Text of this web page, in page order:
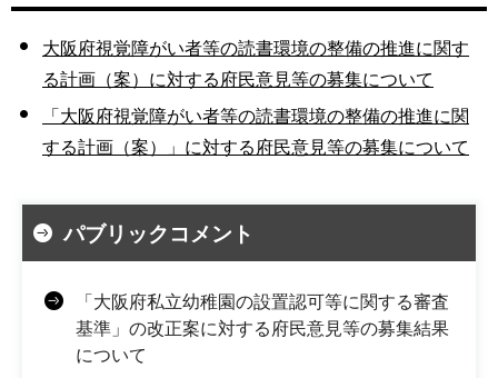
大阪府視覚障がい者等の読書環境の整備の推進に関す
る計画（案）に対する府民意見等の募集について
「大阪府視覚障がい者等の読書環境の整備の推進に関
する計画（案）」に対する府民意見等の募集について
パブリックコメント
「大阪府私立幼稚園の設置認可等に関する審査
基準」の改正案に対する府民意見等の募集結果
について